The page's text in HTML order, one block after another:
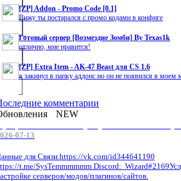
[ZP] Addon - Promo Code [0.1]
Вижу ты постарался с промо кодами в конфиге
Готовый сервер [Возмездие Зомби] By Texas1k
отлично, мне нравится!
[ZP] Extra Item - AK-47 Beast для CS 1.6
я закинул в папку аддонс но он не появился в моем
комментарии
NEW
07-13
для Связи.https://vk.com/id344641190
t.me/SysTemmmmmm Discord:
серверов/модов/плагинов/сайтов.